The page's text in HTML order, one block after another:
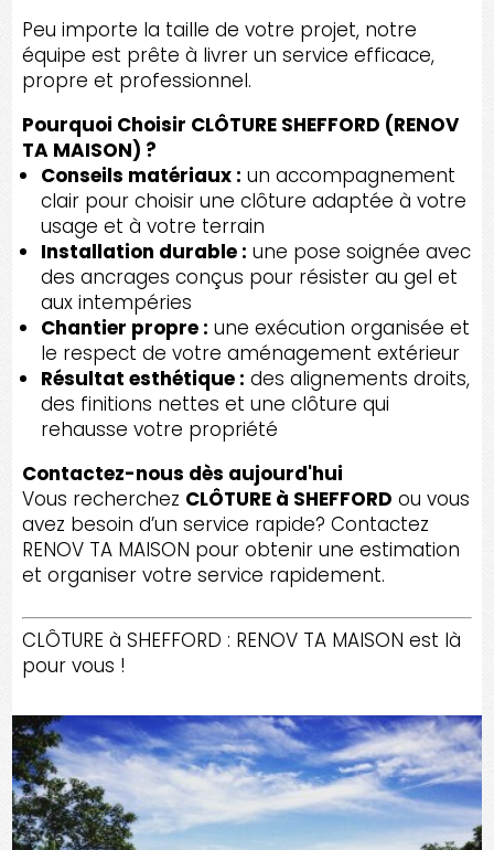
Peu importe la taille de votre projet, notre
équipe est prête à livrer un service efficace,
propre et professionnel.
Pourquoi Choisir CLÔTURE SHEFFORD (RENOV
TA MAISON) ?
Conseils matériaux : un accompagnement
clair pour choisir une clôture adaptée à votre
usage et à votre terrain
Installation durable : une pose soignée avec
des ancrages conçus pour résister au gel et
aux intempéries
Chantier propre : une exécution organisée et
le respect de votre aménagement extérieur
Résultat esthétique : des alignements droits,
des finitions nettes et une clôture qui
rehausse votre propriété
Contactez-nous dès aujourd'hui
Vous recherchez CLÔTURE à SHEFFORD ou vous
avez besoin d’un service rapide? Contactez
RENOV TA MAISON pour obtenir une estimation
et organiser votre service rapidement.
CLÔTURE à SHEFFORD : RENOV TA MAISON est là
pour vous !